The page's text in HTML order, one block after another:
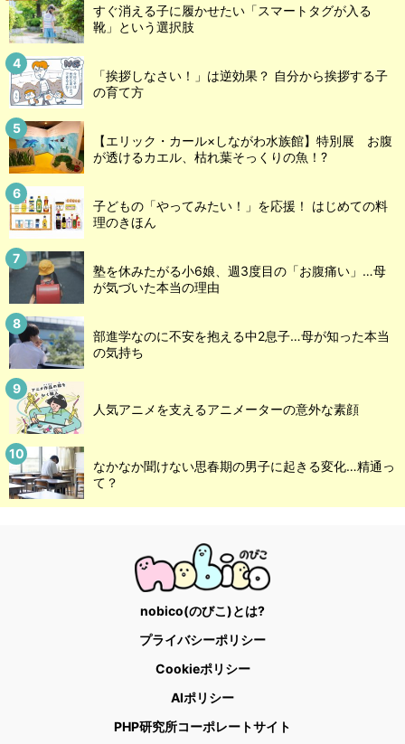
すぐ消える子に履かせたい「スマートタグが入る
靴」という選択肢
「挨拶しなさい！」は逆効果？ 自分から挨拶する子
の育て方
【エリック・カール×しながわ水族館】特別展 お腹
が透けるカエル、枯れ葉そっくりの魚！?
子どもの「やってみたい！」を応援！ はじめての料
理のきほん
塾を休みたがる小6娘、週3度目の「お腹痛い」…母
が気づいた本当の理由
部進学なのに不安を抱える中2息子…母が知った本当
の気持ち
人気アニメを支えるアニメーターの意外な素顔
なかなか聞けない思春期の男子に起きる変化…精通っ
て？
nobico(のびこ)とは?
プライバシーポリシー
Cookieポリシー
AIポリシー
PHP研究所コーポレートサイト